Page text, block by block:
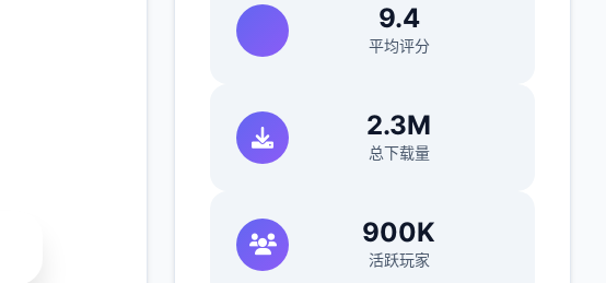
9.4
平均评分
2.3M
总下载量
900K
活跃玩家